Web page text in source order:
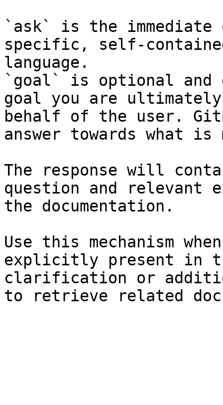
`ask` is the
specific, self-
language.
`goal` is optional and
goal you are
behalf of the user.
answer towards what
The response will
question and relevant
the documentation.
Use this mechanism
explicitly present in
clarification or